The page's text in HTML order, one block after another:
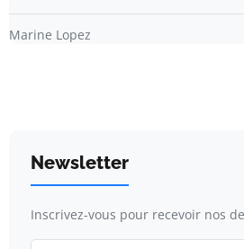
Marine Lopez
Newsletter
Inscrivez-vous pour recevoir nos